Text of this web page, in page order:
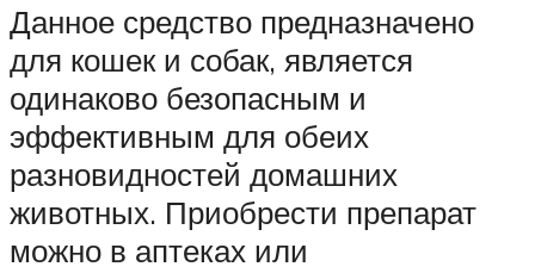
Данное средство предназначено
для кошек и собак, является
одинаково безопасным и
эффективным для обеих
разновидностей домашних
животных. Приобрести препарат
можно в аптеках или